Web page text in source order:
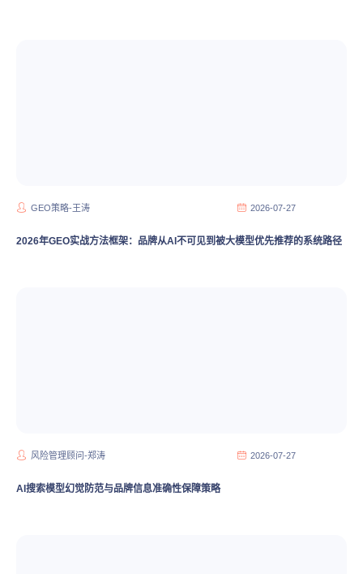
GEO策略-王涛 2026-07-27
2026年GEO实战方法框架：品牌从AI不可见到被大模型优先推荐的系统路径
风险管理顾问-郑涛 2026-07-27
AI搜索模型幻觉防范与品牌信息准确性保障策略